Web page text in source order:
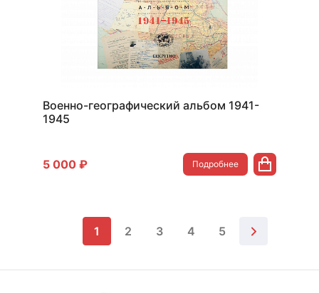
Военно-географический альбом 1941-
1945
5 000 ₽ Подробнее
1 2 3 4 5